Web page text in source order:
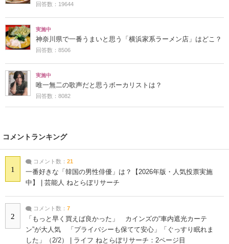
回答数：19644
実施中
神奈川県で一番うまいと思う「横浜家系ラーメン店」はどこ？
回答数：8506
実施中
唯一無二の歌声だと思うボーカリストは？
回答数：8082
コメントランキング
1
コメント数： 21
一番好きな「韓国の男性俳優」は？【2026年版・人気投票実施
中】 | 芸能人 ねとらぼリサーチ
2
コメント数： 7
「もっと早く買えば良かった」 カインズの“車内遮光カーテ
ン”が大人気 「プライバシーも保てて安心」「ぐっすり眠れま
した」（2/2） | ライフ ねとらぼリサーチ：2ページ目